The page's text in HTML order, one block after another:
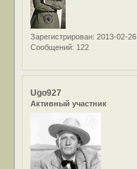
Зарегистрирован: 2013-02-26
Сообщений: 122
Ugo927
Активный участник